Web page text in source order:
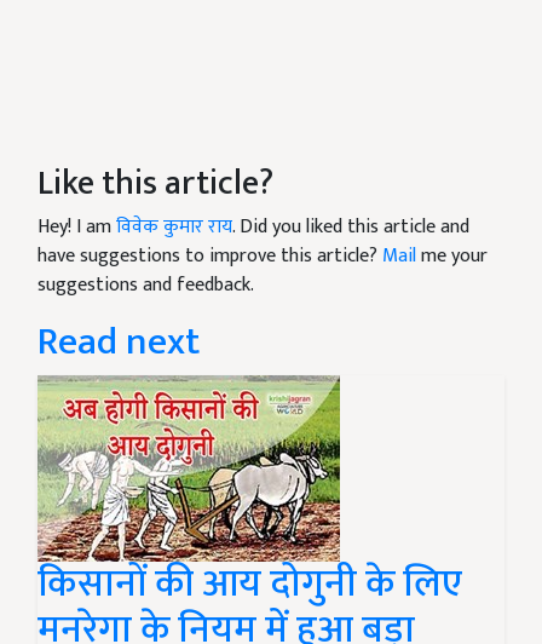
Like this article?
Hey! I amविवेक कुमार राय. Did you liked this article and
have suggestions to improve this article? Mailme your
suggestions and feedback.
Read next
किसानों की आय दोगुनी के लिए
मनरेगा के नियम में हुआ बड़ा